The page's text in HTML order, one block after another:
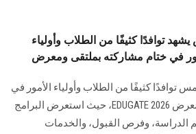
توافدًا كثيفًا من الطلاب وأولياء
كثيفًا من الطلاب وأولياء الأمور في
ختام مشاركته بملتقى ومعرض EDUGATE 2026، حيث استعرض البرامج
الدراسة، وفرص القبول، والخدمات